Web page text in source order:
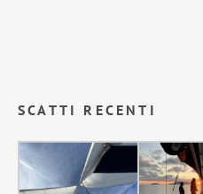
SCATTI RECENTI